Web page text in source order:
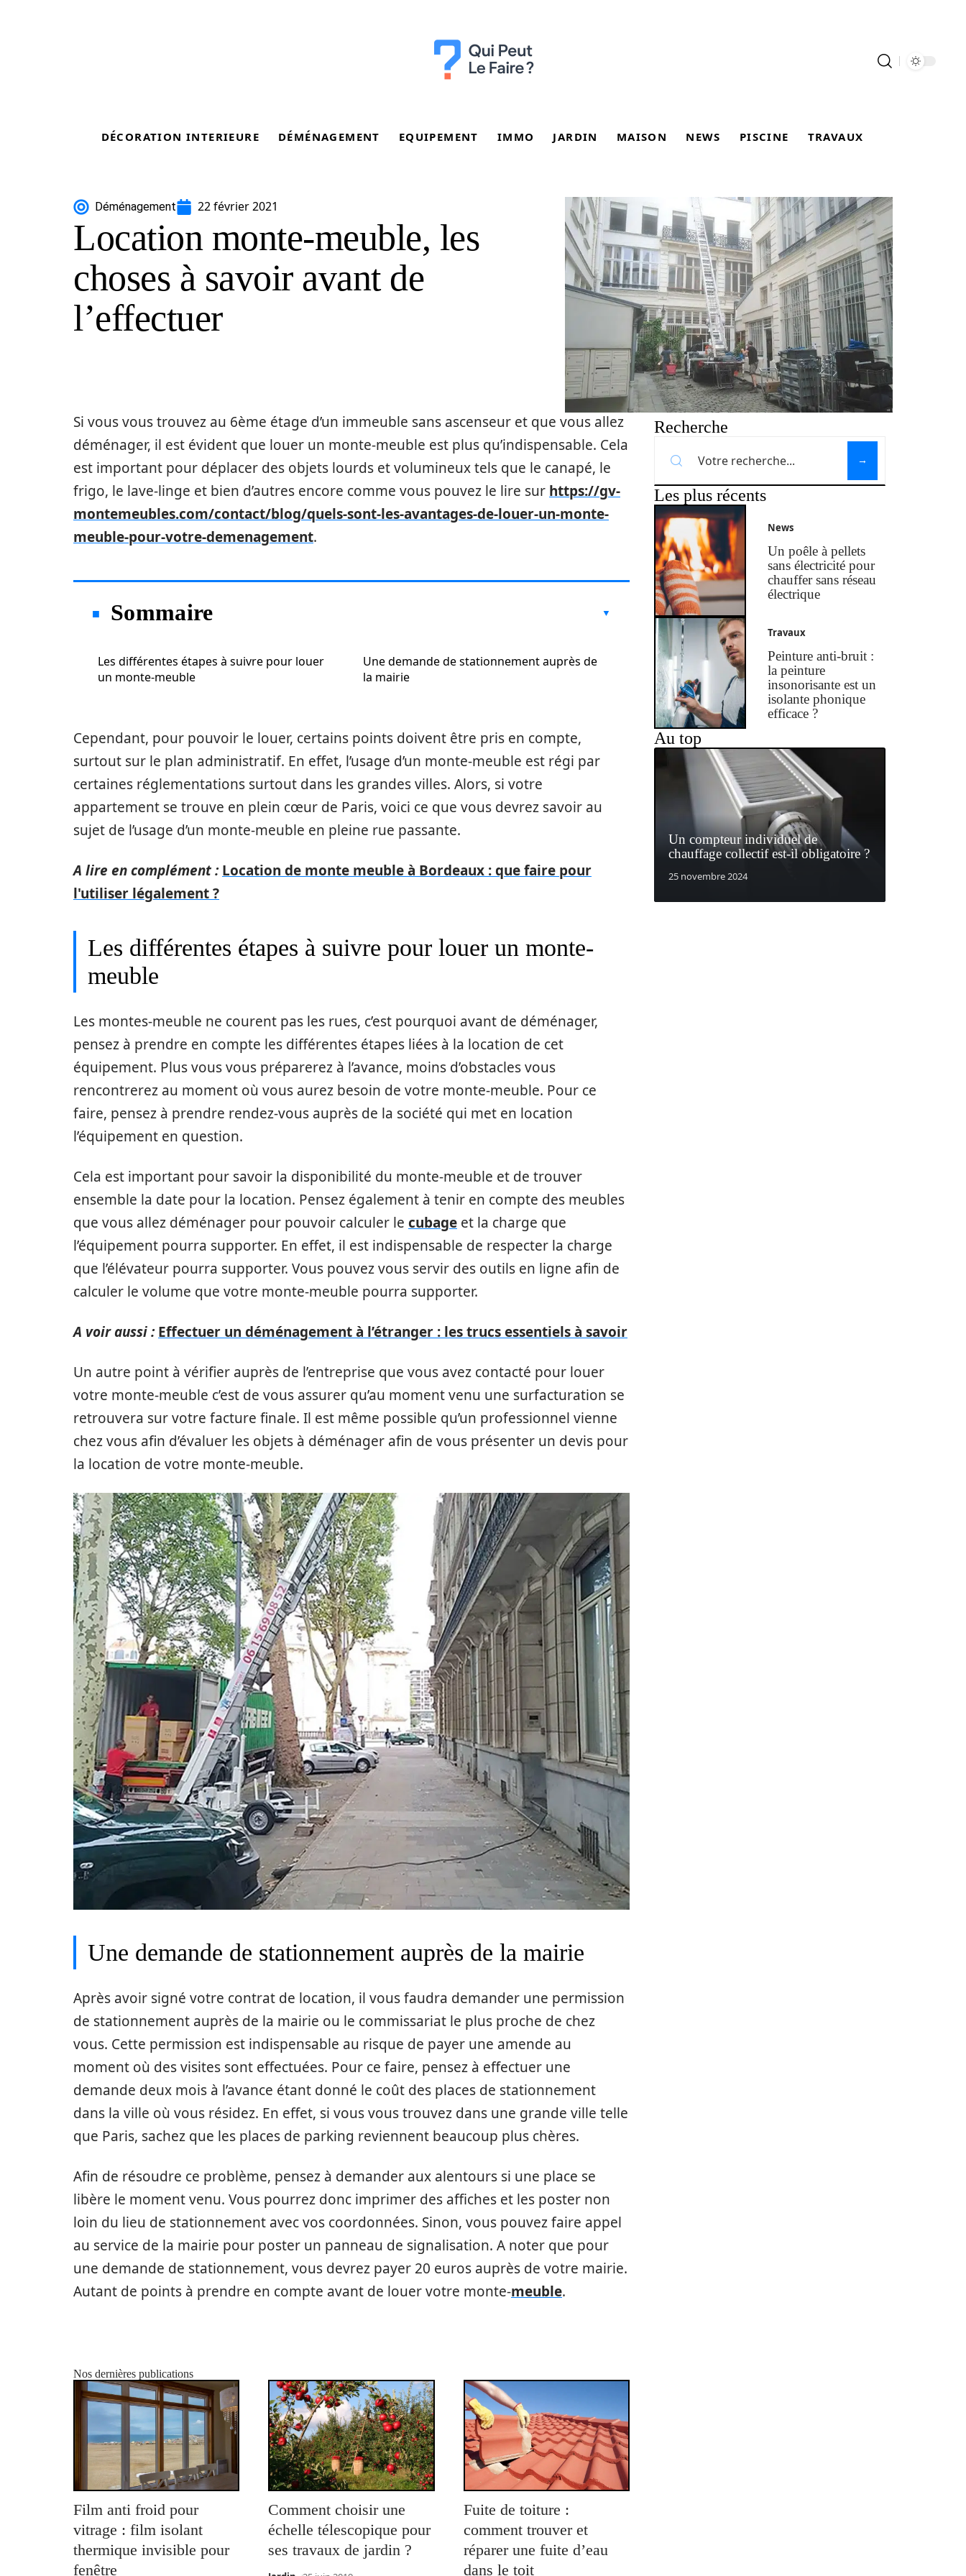
DÉCORATION INTERIEURE DÉMÉNAGEMENT EQUIPEMENT IMMO JARDIN MAISON NEWS PISCINE TRAVAUX
Déménagement 22 février 2021
Location monte-meuble, les
choses à savoir avant de
l’effectuer
Si vous vous trouvez au 6ème étage d’un immeuble sans ascenseur et que vous allez
déménager, il est évident que louer un monte-meuble est plus qu’indispensable. Cela
est important pour déplacer des objets lourds et volumineux tels que le canapé, le
frigo, le lave-linge et bien d’autres encore comme vous pouvez le lire sur https://gv-
montemeubles.com/contact/blog/quels-sont-les-avantages-de-louer-un-monte-
meuble-pour-votre-demenagement.
Sommaire
Les différentes étapes à suivre pour louer
un monte-meuble
Une demande de stationnement auprès de
la mairie
Cependant, pour pouvoir le louer, certains points doivent être pris en compte,
surtout sur le plan administratif. En effet, l’usage d’un monte-meuble est régi par
certaines réglementations surtout dans les grandes villes. Alors, si votre
appartement se trouve en plein cœur de Paris, voici ce que vous devrez savoir au
sujet de l’usage d’un monte-meuble en pleine rue passante.
A lire en complément : Location de monte meuble à Bordeaux : que faire pour
l'utiliser légalement ?
Les différentes étapes à suivre pour louer un monte-
meuble
Les montes-meuble ne courent pas les rues, c’est pourquoi avant de déménager,
pensez à prendre en compte les différentes étapes liées à la location de cet
équipement. Plus vous vous préparerez à l’avance, moins d’obstacles vous
rencontrerez au moment où vous aurez besoin de votre monte-meuble. Pour ce
faire, pensez à prendre rendez-vous auprès de la société qui met en location
l’équipement en question.
Cela est important pour savoir la disponibilité du monte-meuble et de trouver
ensemble la date pour la location. Pensez également à tenir en compte des meubles
que vous allez déménager pour pouvoir calculer le cubage et la charge que
l’équipement pourra supporter. En effet, il est indispensable de respecter la charge
que l’élévateur pourra supporter. Vous pouvez vous servir des outils en ligne afin de
calculer le volume que votre monte-meuble pourra supporter.
A voir aussi : Effectuer un déménagement à l’étranger : les trucs essentiels à savoir
Un autre point à vérifier auprès de l’entreprise que vous avez contacté pour louer
votre monte-meuble c’est de vous assurer qu’au moment venu une surfacturation se
retrouvera sur votre facture finale. Il est même possible qu’un professionnel vienne
chez vous afin d’évaluer les objets à déménager afin de vous présenter un devis pour
la location de votre monte-meuble.
Une demande de stationnement auprès de la mairie
Après avoir signé votre contrat de location, il vous faudra demander une permission
de stationnement auprès de la mairie ou le commissariat le plus proche de chez
vous. Cette permission est indispensable au risque de payer une amende au
moment où des visites sont effectuées. Pour ce faire, pensez à effectuer une
demande deux mois à l’avance étant donné le coût des places de stationnement
dans la ville où vous résidez. En effet, si vous vous trouvez dans une grande ville telle
que Paris, sachez que les places de parking reviennent beaucoup plus chères.
Afin de résoudre ce problème, pensez à demander aux alentours si une place se
libère le moment venu. Vous pourrez donc imprimer des affiches et les poster non
loin du lieu de stationnement avec vos coordonnées. Sinon, vous pouvez faire appel
au service de la mairie pour poster un panneau de signalisation. A noter que pour
une demande de stationnement, vous devrez payer 20 euros auprès de votre mairie.
Autant de points à prendre en compte avant de louer votre monte-meuble.
Nos dernières publications
Film anti froid pour
vitrage : film isolant
thermique invisible pour
fenêtre
Comment choisir une
échelle télescopique pour
ses travaux de jardin ?
Fuite de toiture :
comment trouver et
réparer une fuite d’eau
dans le toit
Recherche
Les plus récents
News
Un poêle à pellets
sans électricité pour
chauffer sans réseau
électrique
Travaux
Peinture anti-bruit :
la peinture
insonorisante est un
isolante phonique
efficace ?
Au top
Un compteur individuel de
chauffage collectif est-il obligatoire ?
25 novembre 2024